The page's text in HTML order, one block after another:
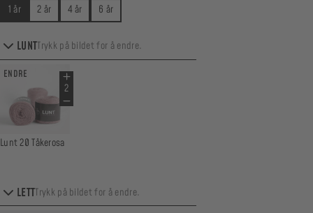
1 år 2 år 4 år 6 år
LUNTTrykk på bildet for å endre.
ENDRE
Lunt 20 Tåkerosa
LETTTrykk på bildet for å endre.